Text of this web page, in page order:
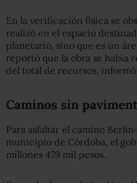
En la verificación física se
realizó en el espacio
planetario, sino que es un
reportó que la obra se había
del total de recursos,
Caminos sin
Para asfaltar el camino
municipio de Córdoba, el
millones 479 mil pesos.